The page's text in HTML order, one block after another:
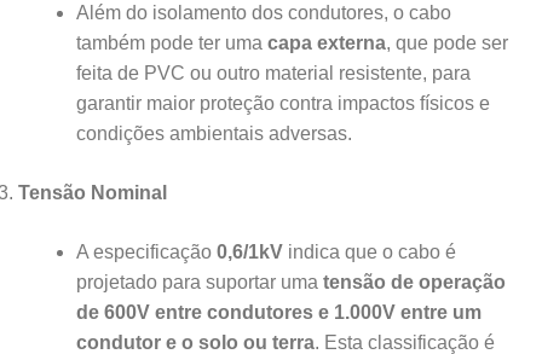
Além do isolamento dos condutores, o cabo
também pode ter uma capa externa, que pode ser
feita de PVC ou outro material resistente, para
garantir maior proteção contra impactos físicos e
condições ambientais adversas.
Tensão Nominal
A especificação 0,6/1kV indica que o cabo é
projetado para suportar uma tensão de operação
de 600V entre condutores e 1.000V entre um
condutor e o solo ou terra. Esta classificação é